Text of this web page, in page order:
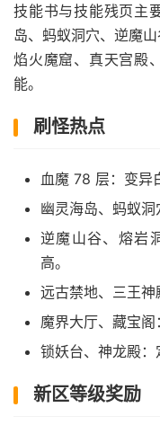
技能书与技能残页主
岛、蚂蚁洞穴、逆魔山
焰火魔窟、真天宫殿
能。
刷怪热点
血魔 78 层：变异
幽灵海岛、蚂蚁洞
逆魔山谷、熔岩
高。
远古禁地、三王神
魔界大厅、藏宝阁
锁妖台、神龙殿：
新区等级奖励